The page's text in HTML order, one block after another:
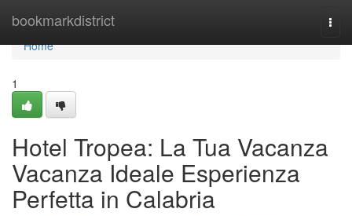
bookmarkdistrict
Home
Home
1
Hotel Tropea: La Tua Vacanza
Vacanza Ideale Esperienza
Perfetta in Calabria